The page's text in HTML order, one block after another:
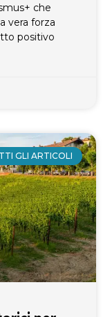
che
vera forza
positivo
GLI ARTICOLI